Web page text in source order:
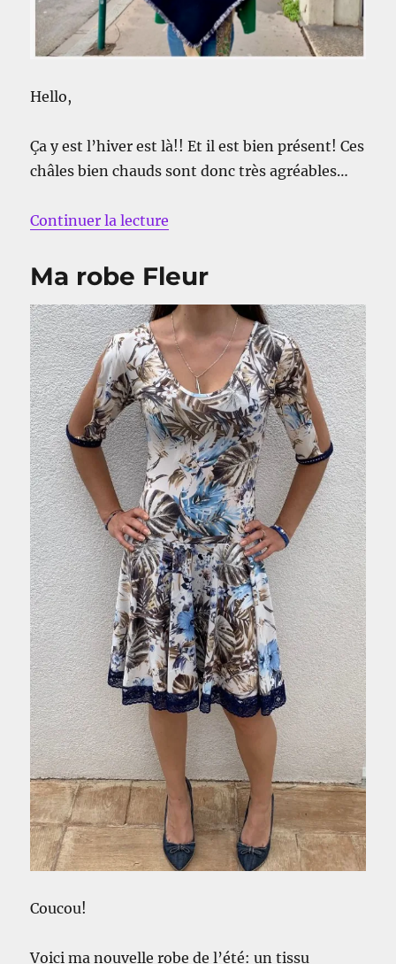
Hello,
Ça y est l’hiver est là!! Et il est bien présent! Ces
châles bien chauds sont donc très agréables…
Continuer la lecture
Ma robe Fleur
Coucou!
Voici ma nouvelle robe de l’été: un tissu